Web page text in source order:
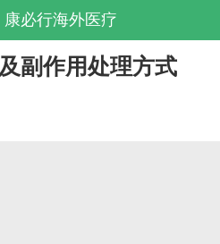
康必行海外医疗
副作用处理方式